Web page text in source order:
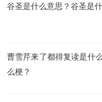
谷圣是什么意思？谷圣是
曹雪芹来了都得复读是什
么梗？